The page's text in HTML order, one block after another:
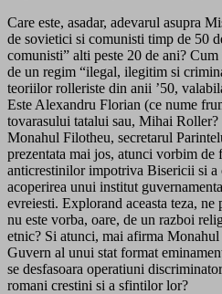
Care este, asadar, adevarul asupra
de sovietici si comunisti timp de 50
comunisti” alti peste 20 de ani?
de un regim “ilegal, ilegitim si
teoriilor rolleriste din anii ’50,
Este Alexandru Florian (ce nume
tovarasului tatalui sau, Mihai Roller?
Monahul Filotheu, secretarul
prezentata mai jos, atunci vorbim de
anticrestinilor impotriva Bisericii si a
acoperirea unui institut
evreiesti. Explorand aceasta teza, ne
nu este vorba, oare, de un razboi
etnic? Si atunci, mai afirma
Guvern al unui stat format
se desfasoara operatiuni
romani crestini si a sfintilor lor?